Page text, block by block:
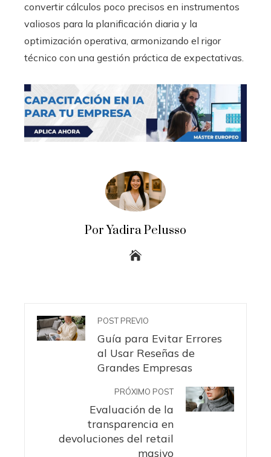
convertir cálculos poco precisos en instrumentos
valiosos para la planificación diaria y la
optimización operativa, armonizando el rigor
técnico con una gestión práctica de expectativas.
Por Yadira Pelusso
POST PREVIO
Guía para Evitar Errores
al Usar Reseñas de
Grandes Empresas
PRÓXIMO POST
Evaluación de la
transparencia en
devoluciones del retail
masivo